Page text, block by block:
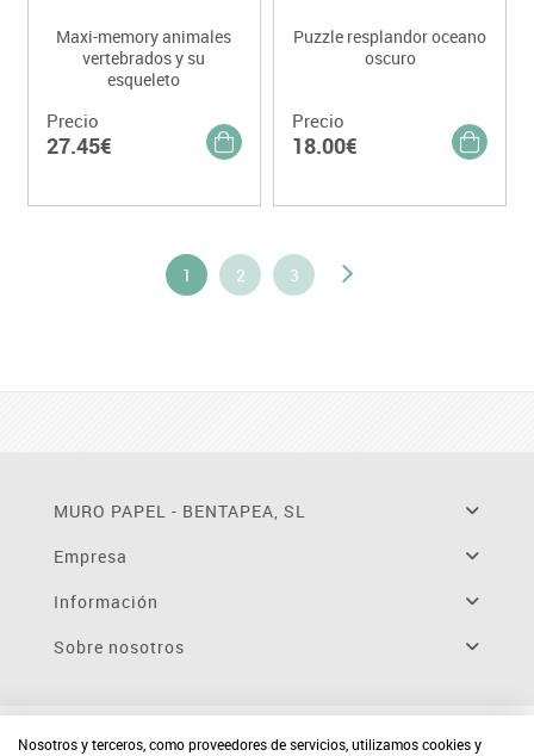
Maxi-memory animales
vertebrados y su
esqueleto
Precio
27.45€
Puzzle resplandor oceano
oscuro
Precio
18.00€
1 2 3
MURO PAPEL - BENTAPEA, SL
Empresa
Información
Sobre nosotros
Nosotros y terceros, como proveedores de servicios, utilizamos cookies y